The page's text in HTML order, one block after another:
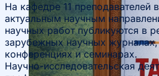
На кафедре 11 преподавателей
актуальным научным
научных работ публикуются в
зарубежных научных
конференциях и семинарах.
Научно-исследовательская